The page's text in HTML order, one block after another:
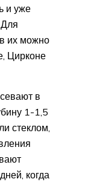
и уже
их можно
Цирконе
в
1-1,5
стеклом,
когда